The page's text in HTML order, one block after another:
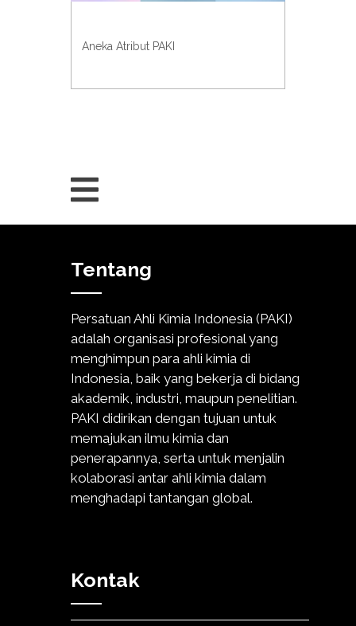
Aneka Atribut PAKI
Tentang
Persatuan Ahli Kimia Indonesia (PAKI)
adalah organisasi profesional yang
menghimpun para ahli kimia di
Indonesia, baik yang bekerja di bidang
akademik, industri, maupun penelitian.
PAKI didirikan dengan tujuan untuk
memajukan ilmu kimia dan
penerapannya, serta untuk menjalin
kolaborasi antar ahli kimia dalam
menghadapi tantangan global.
Kontak